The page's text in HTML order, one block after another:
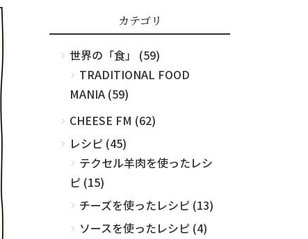
カテゴリ
世界の「食」 (59)
TRADITIONAL FOOD
MANIA (59)
CHEESE FM (62)
レシピ (45)
テクセル羊肉を使ったレシ
ピ (15)
チーズを使ったレシピ (13)
ソースを使ったレシピ (4)